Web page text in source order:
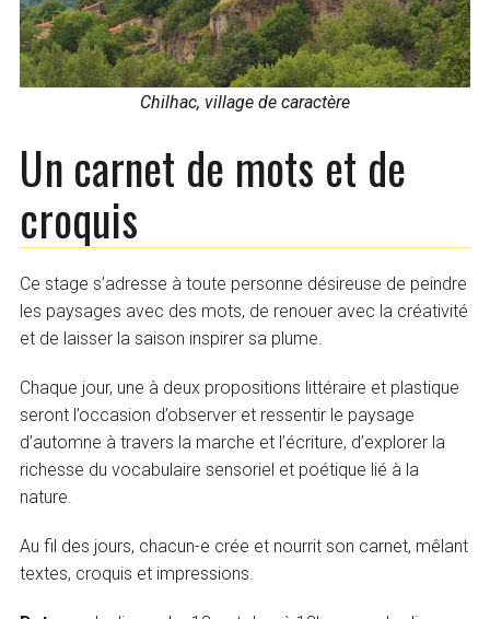
Chilhac, village de caractère
Un carnet de mots et de
croquis
Ce stage s’adresse à toute personne désireuse de peindre
les paysages avec des mots, de renouer avec la créativité
et de laisser la saison inspirer sa plume.
Chaque jour, une à deux propositions littéraire et plastique
seront l’occasion d’observer et ressentir le paysage
d’automne à travers la marche et l’écriture, d’explorer la
richesse du vocabulaire sensoriel et poétique lié à la
nature.
Au fil des jours, chacun-e crée et nourrit son carnet, mêlant
textes, croquis et impressions.